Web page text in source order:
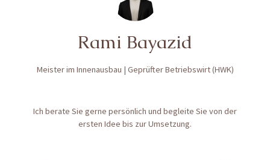
Rami Bayazid
Meister im Innenausbau | Geprüfter Betriebswirt (HWK)
Ich berate Sie gerne persönlich und begleite Sie von der
ersten Idee bis zur Umsetzung.